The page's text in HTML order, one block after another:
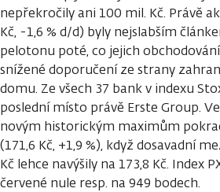
nepřekročily ani 100 mil. Kč. Právě
Kč, -1,6 % d/d) byly nejslabším
pelotonu poté, co jejich
snížené doporučení ze strany
domu. Ze všech 37 bank v indexu
poslední místo právě Erste Group.
novým historickým maximům
(171,6 Kč, +1,9 %), když dosavadní
Kč lehce navýšily na 173,8 Kč. Index
červené nule resp. na 949 bodech.